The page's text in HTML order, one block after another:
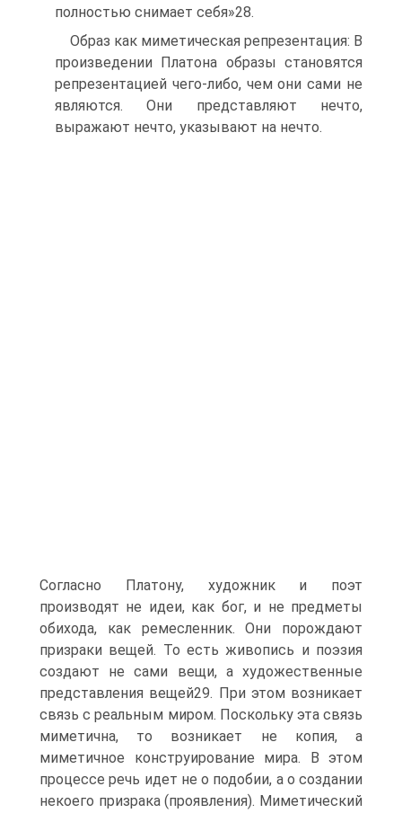
полностью снимает себя»28.
Образ как миметическая репрезентация: В
произведении Платона образы становятся
репрезентацией чего-либо, чем они сами не
явля­ются. Они представляют нечто,
выражают нечто, указывают на нечто.
Согласно Платону, художник и поэт
производят не идеи, как бог, и не предметы
обихода, как ремесленник. Они порождают
призраки вещей. То есть живопись и поэзия
создают не сами вещи, а художественные
представления вещей29. При этом возникает
связь с реальным миром. Поскольку эта связь
миметична, то возникает не копия, а
миметичное конструирование мира. В этом
процессе речь идет не о подобии, а о создании
некоего призрака (проявления). Миметический